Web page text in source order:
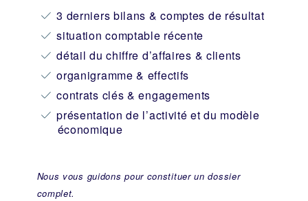
3 derniers bilans & comptes de résultat
situation comptable récente
détail du chiffre d’affaires & clients
organigramme & effectifs
contrats clés & engagements
présentation de l’activité et du modèle
économique
Nous vous guidons pour constituer un dossier
complet.